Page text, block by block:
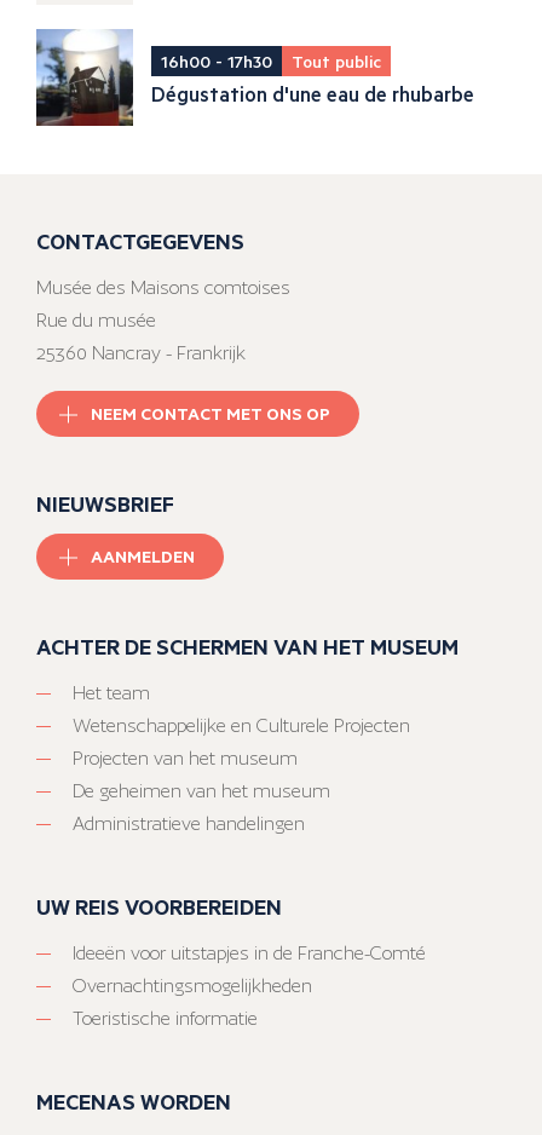
16h00 - 17h30 Tout public
Dégustation d'une eau de rhubarbe
CONTACTGEGEVENS
Musée des Maisons comtoises
Rue du musée
25360 Nancray - Frankrijk
NEEM CONTACT MET ONS OP
NIEUWSBRIEF
AANMELDEN
ACHTER DE SCHERMEN VAN HET MUSEUM
Het team
Wetenschappelijke en Culturele Projecten
Projecten van het museum
De geheimen van het museum
Administratieve handelingen
UW REIS VOORBEREIDEN
Ideeën voor uitstapjes in de Franche-Comté
Overnachtingsmogelijkheden
Toeristische informatie
MECENAS WORDEN